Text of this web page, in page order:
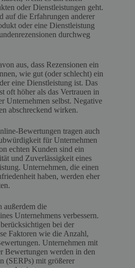
oder Dienstleistungen geht.
auf die Erfahrungen anderer
oder eine Dienstleistung
durchweg
aus, dass Rezensionen ein
wie gut (oder schlecht) ein
eine Dienstleistung ist. Das
oft höher als das Vertrauen in
Unternehmen selbst. Negative
abschreckend wirken.
Bewertungen tragen auch
für Unternehmen
echten Kunden sind ein
und Zuverlässigkeit eines
Unternehmen, die einen
haben, werden eher
außerdem die
Unternehmens verbessern.
bei der
Faktoren wie die Anzahl,
Unternehmen mit
Bewertungen werden in den
(SERPs) mit größerer